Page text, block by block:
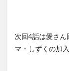
次回4話は愛さ
マ・しずくの加